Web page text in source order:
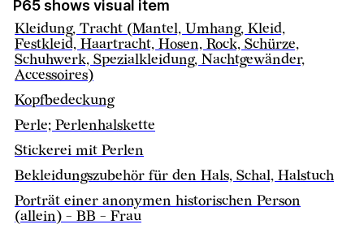
P65 shows visual item
Kleidung, Tracht (Mantel, Umhang, Kleid,
Festkleid, Haartracht, Hosen, Rock, Schürze,
Schuhwerk, Spezialkleidung, Nachtgewänder,
Accessoires)
Kopfbedeckung
Perle; Perlenhalskette
Stickerei mit Perlen
Bekleidungszubehör für den Hals, Schal, Halstuch
Porträt einer anonymen historischen Person
(allein) - BB - Frau